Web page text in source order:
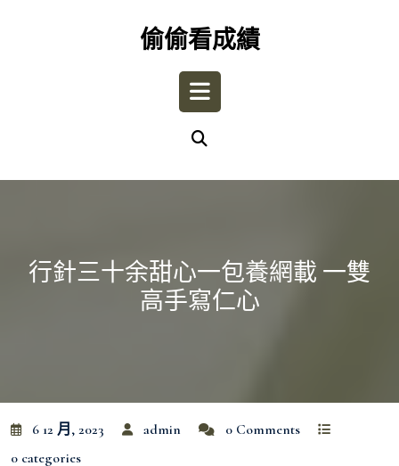
偷偷看成績
Open
行針三十余甜心一包養網載 一雙
高手寫仁心
6 12 月, 2023 admin
0 Comments
0 categories